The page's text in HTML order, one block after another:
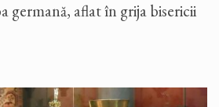
germană, aflat în grija bisericii